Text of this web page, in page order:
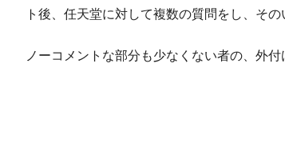
ト後、任天堂に対して複数の質問をし、そ
ノーコメントな部分も少なくない者の、外